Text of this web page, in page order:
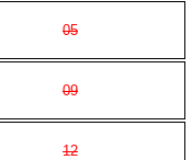
05
09
12